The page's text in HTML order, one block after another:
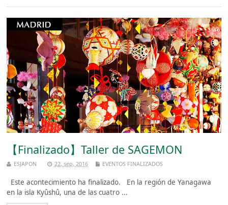
【Finalizado】Taller de SAGEMON
ESJAPON 22, sep, 2016 EVENTOS FINALIZADOS
Este acontecimiento ha finalizado. En la región de Yanagawa
en la isla Kyûshû, una de las cuatro ...